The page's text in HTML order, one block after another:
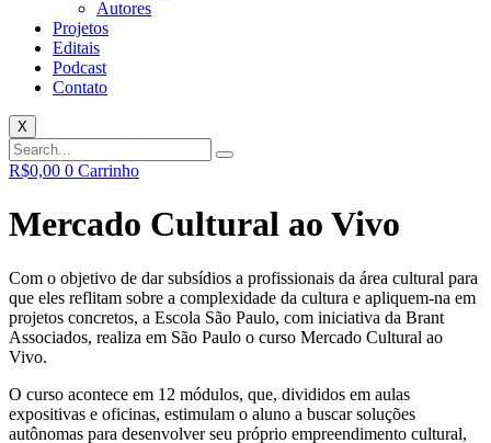
Autores
Projetos
Editais
Podcast
Contato
X
R$0,00 0 Carrinho
Mercado Cultural ao Vivo
Com o objetivo de dar subsídios a profissionais da área cultural para
que eles reflitam sobre a complexidade da cultura e apliquem-na em
projetos concretos, a Escola São Paulo, com iniciativa da Brant
Associados, realiza em São Paulo o curso Mercado Cultural ao
Vivo.
O curso acontece em 12 módulos, que, divididos em aulas
expositivas e oficinas, estimulam o aluno a buscar soluções
autônomas para desenvolver seu próprio empreendimento cultural,